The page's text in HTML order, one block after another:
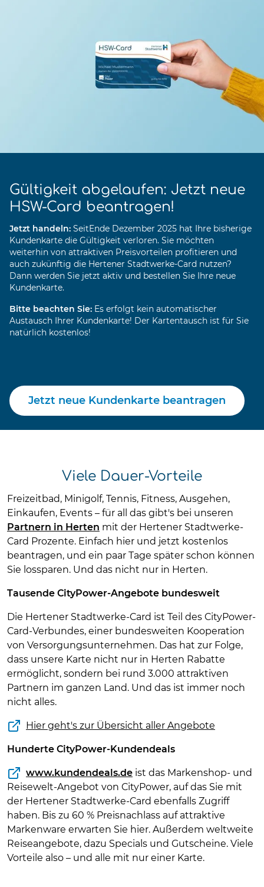
Gültigkeit abgelaufen: Jetzt neue
HSW-Card beantragen!
Jetzt handeln: SeitEnde Dezember 2025 hat Ihre bisherige
Kundenkarte die Gültigkeit verloren. Sie möchten
weiterhin von attraktiven Preisvorteilen profitieren und
auch zukünftig die Hertener Stadtwerke-Card nutzen?
Dann werden Sie jetzt aktiv und bestellen Sie Ihre neue
Kundenkarte.
Bitte beachten Sie: Es erfolgt kein automatischer
Austausch Ihrer Kundenkarte! Der Kartentausch ist für Sie
natürlich kostenlos!
Jetzt neue Kundenkarte beantragen
Viele Dauer-Vorteile
Freizeitbad, Minigolf, Tennis, Fitness, Ausgehen,
Einkaufen, Events – für all das gibt's bei unseren
Partnern in Herten mit der Hertener Stadtwerke-
Card Prozente. Einfach hier und jetzt kostenlos
beantragen, und ein paar Tage später schon können
Sie lossparen. Und das nicht nur in Herten.
Tausende CityPower-Angebote bundesweit
Die Hertener Stadtwerke-Card ist Teil des CityPower-
Card-Verbundes, einer bundesweiten Kooperation
von Versorgungsunternehmen. Das hat zur Folge,
dass unsere Karte nicht nur in Herten Rabatte
ermöglicht, sondern bei rund 3.000 attraktiven
Partnern im ganzen Land. Und das ist immer noch
nicht alles.
Hier geht's zur Übersicht aller Angebote
Hunderte CityPower-Kundendeals
www.kundendeals.de ist das Markenshop- und
Reisewelt-Angebot von CityPower, auf das Sie mit
der Hertener Stadtwerke-Card ebenfalls Zugriff
haben. Bis zu 60 % Preisnachlass auf attraktive
Markenware erwarten Sie hier. Außerdem weltweite
Reiseangebote, dazu Specials und Gutscheine. Viele
Vorteile also – und alle mit nur einer Karte.